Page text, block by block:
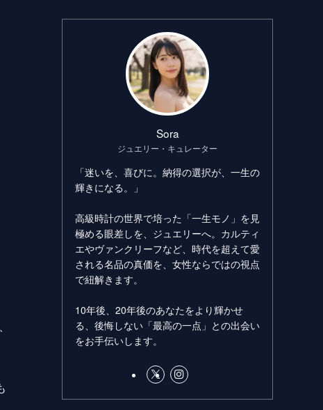
Sora
ジュエリー・キュレーター
「迷いを、喜びに。納得の選択が、一生の
輝きになる。」
高級時計の世界で培った「一生モノ」を見
極める眼差しを、ジュエリーへ。カルティ
エやヴァンクリーフなど、時代を超えて愛
される名品の真価を、女性ならではの視点
で紐解きます。
10年後、20年後のあなたをより輝かせ
る、後悔しない「最高の一点」との出会い
をお手伝いします。